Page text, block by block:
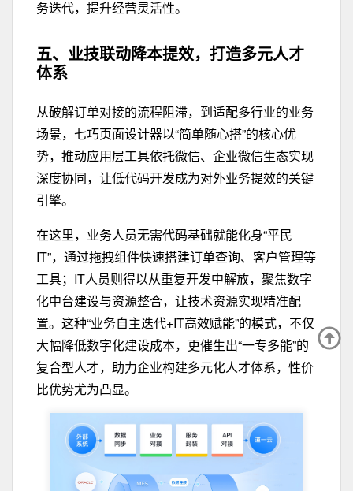
务迭代，提升经营灵活性。
五、业技联动降本提效， 打造多元人才
体系
从破解订单对接的流程阻滞，到适配多行业的业务
场景，七巧页面设计器以“简单随心搭”的核心优
势，推动应用层工具依托微信、企业微信生态实现
深度协同，让低代码开发成为对外业务提效的关键
引擎。
在这里，业务人员无需代码基础就能化身“平民
IT”，通过拖拽组件快速搭建订单查询、客户管理等
工具；IT人员则得以从重复开发中解放，聚焦数字
化中台建设与资源整合，让技术资源实现精准配
置。这种“业务自主迭代+IT高效赋能”的模式，不仅
大幅降低数字化建设成本，更催生出“一专多能”的
复合型人才，助力企业构建多元化人才体系，性价
比优势尤为凸显。